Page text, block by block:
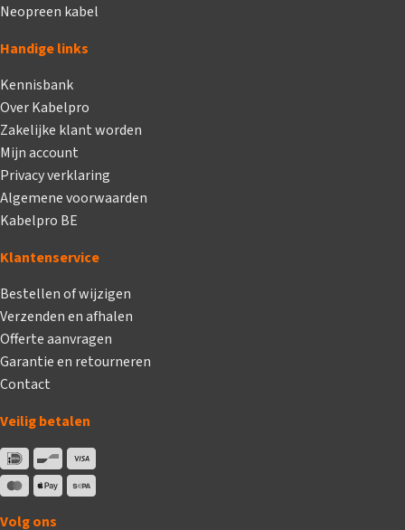
Neopreen kabel
Handige links
Kennisbank
Over Kabelpro
Zakelijke klant worden
Mijn account
Privacy verklaring
Algemene voorwaarden
Kabelpro BE
Klantenservice
Bestellen of wijzigen
Verzenden en afhalen
Offerte aanvragen
Garantie en retourneren
Contact
Veilig betalen
Volg ons